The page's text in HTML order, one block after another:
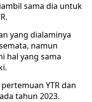
sama dia untuk
yang dialaminya
namun
hal yang sama
YTR dan
tahun 2023.